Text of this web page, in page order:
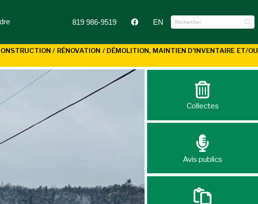
819 986-9519 EN
/ RÉNOVATION / DÉMOLITION, MAINTIEN D'INVENTAIRE ET/OU
Collectes
Avis publics